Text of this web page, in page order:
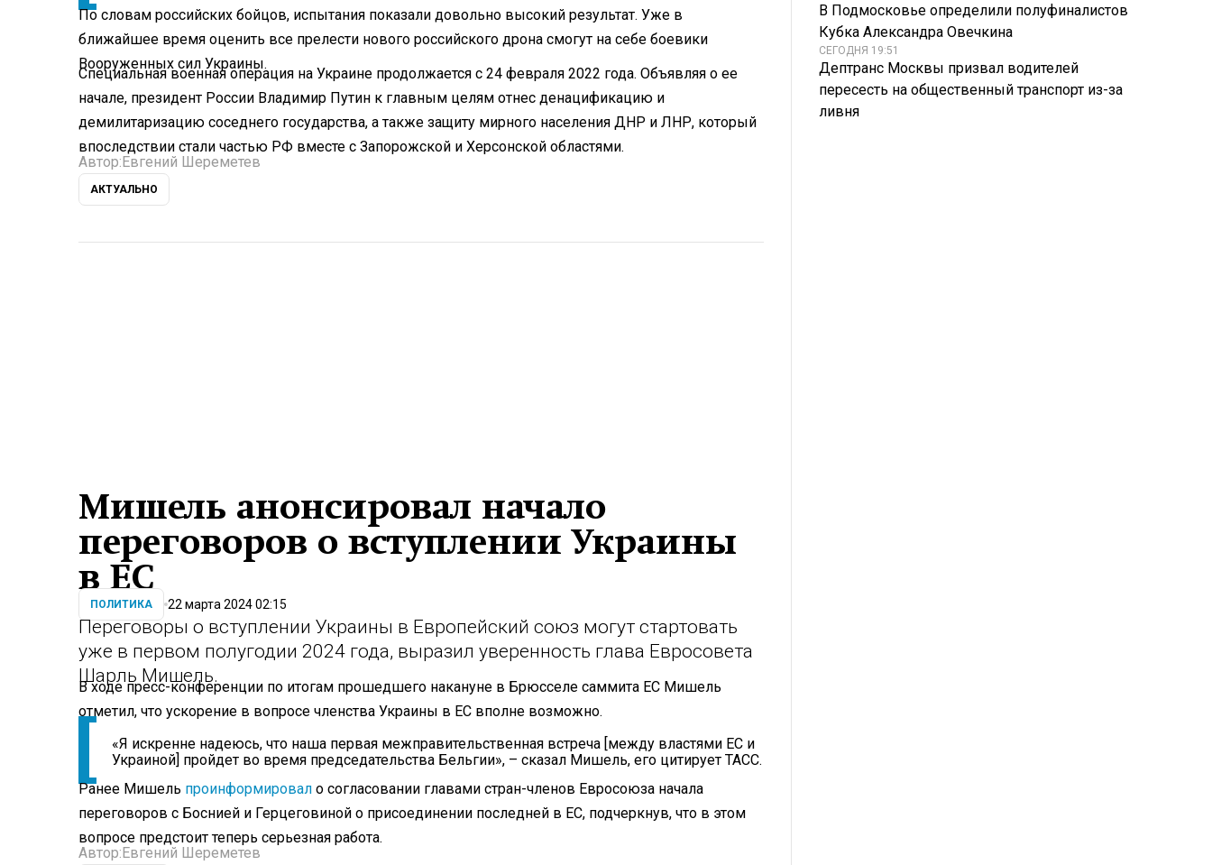
По словам российских бойцов, испытания показали довольно высокий результат. Уже в
ближайшее время оценить все прелести нового российского дрона смогут на себе боевики
Вооруженных сил Украины.
Специальная военная операция на Украине продолжается с 24 февраля 2022 года. Объявляя о ее
начале, президент России Владимир Путин к главным целям отнес денацификацию и
демилитаризацию соседнего государства, а также защиту мирного населения ДНР и ЛНР, который
впоследствии стали частью РФ вместе с Запорожской и Херсонской областями.
Автор: Евгений Шереметев
АКТУАЛЬНО
Мишель анонсировал начало
переговоров о вступлении Украины
в ЕС
ПОЛИТИКА 22 марта 2024 02:15
Переговоры о вступлении Украины в Европейский союз могут стартовать
уже в первом полугодии 2024 года, выразил уверенность глава Евросовета
Шарль Мишель.
В ходе пресс-конференции по итогам прошедшего накануне в Брюсселе саммита ЕС Мишель
отметил, что ускорение в вопросе членства Украины в ЕС вполне возможно.
«Я искренне надеюсь, что наша первая межправительственная встреча [между властями ЕС и
Украиной] пройдет во время председательства Бельгии», – сказал Мишель, его цитирует ТАСС.
Ранее Мишель проинформировал о согласовании главами стран-членов Евросоюза начала
переговоров с Боснией и Герцеговиной о присоединении последней в ЕС, подчеркнув, что в этом
вопросе предстоит теперь серьезная работа.
Автор: Евгений Шереметев
В Подмосковье определили полуфиналистов
Кубка Александра Овечкина
СЕГОДНЯ 19:51
Дептранс Москвы призвал водителей
пересесть на общественный транспорт из-за
ливня